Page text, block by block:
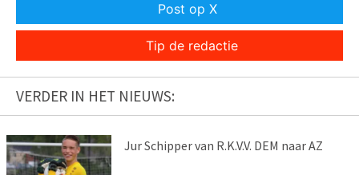
Post op X
Tip de redactie
VERDER IN HET NIEUWS:
Jur Schipper van R.K.V.V. DEM naar AZ